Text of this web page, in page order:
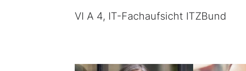
VI A 4, IT-Fachaufsicht ITZBund